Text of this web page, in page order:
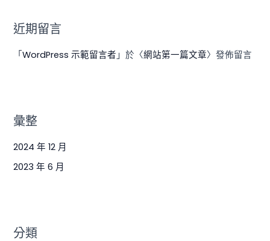
近期留言
「WordPress 示範留言者 」於〈網站第一篇文章〉發佈留言
彙整
2024 年 12 月
2023 年 6 月
分類